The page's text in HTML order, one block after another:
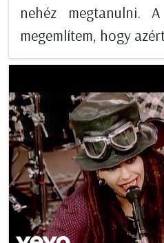
nehéz megtanulni.
megemlítem, hogy